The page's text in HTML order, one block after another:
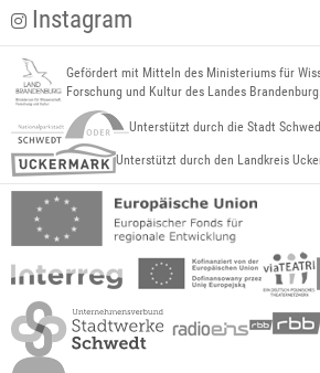
Instagram
Gefördert mit Mitteln des Ministeriums für
Forschung und Kultur des Landes Brandenburg.
Unterstützt durch die Stadt
Unterstützt durch den Landkreis